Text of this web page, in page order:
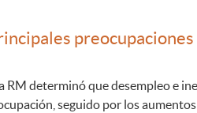
RM determinó que desempleo e
seguido por los